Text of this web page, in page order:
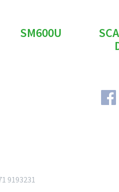
SM600U
9193231